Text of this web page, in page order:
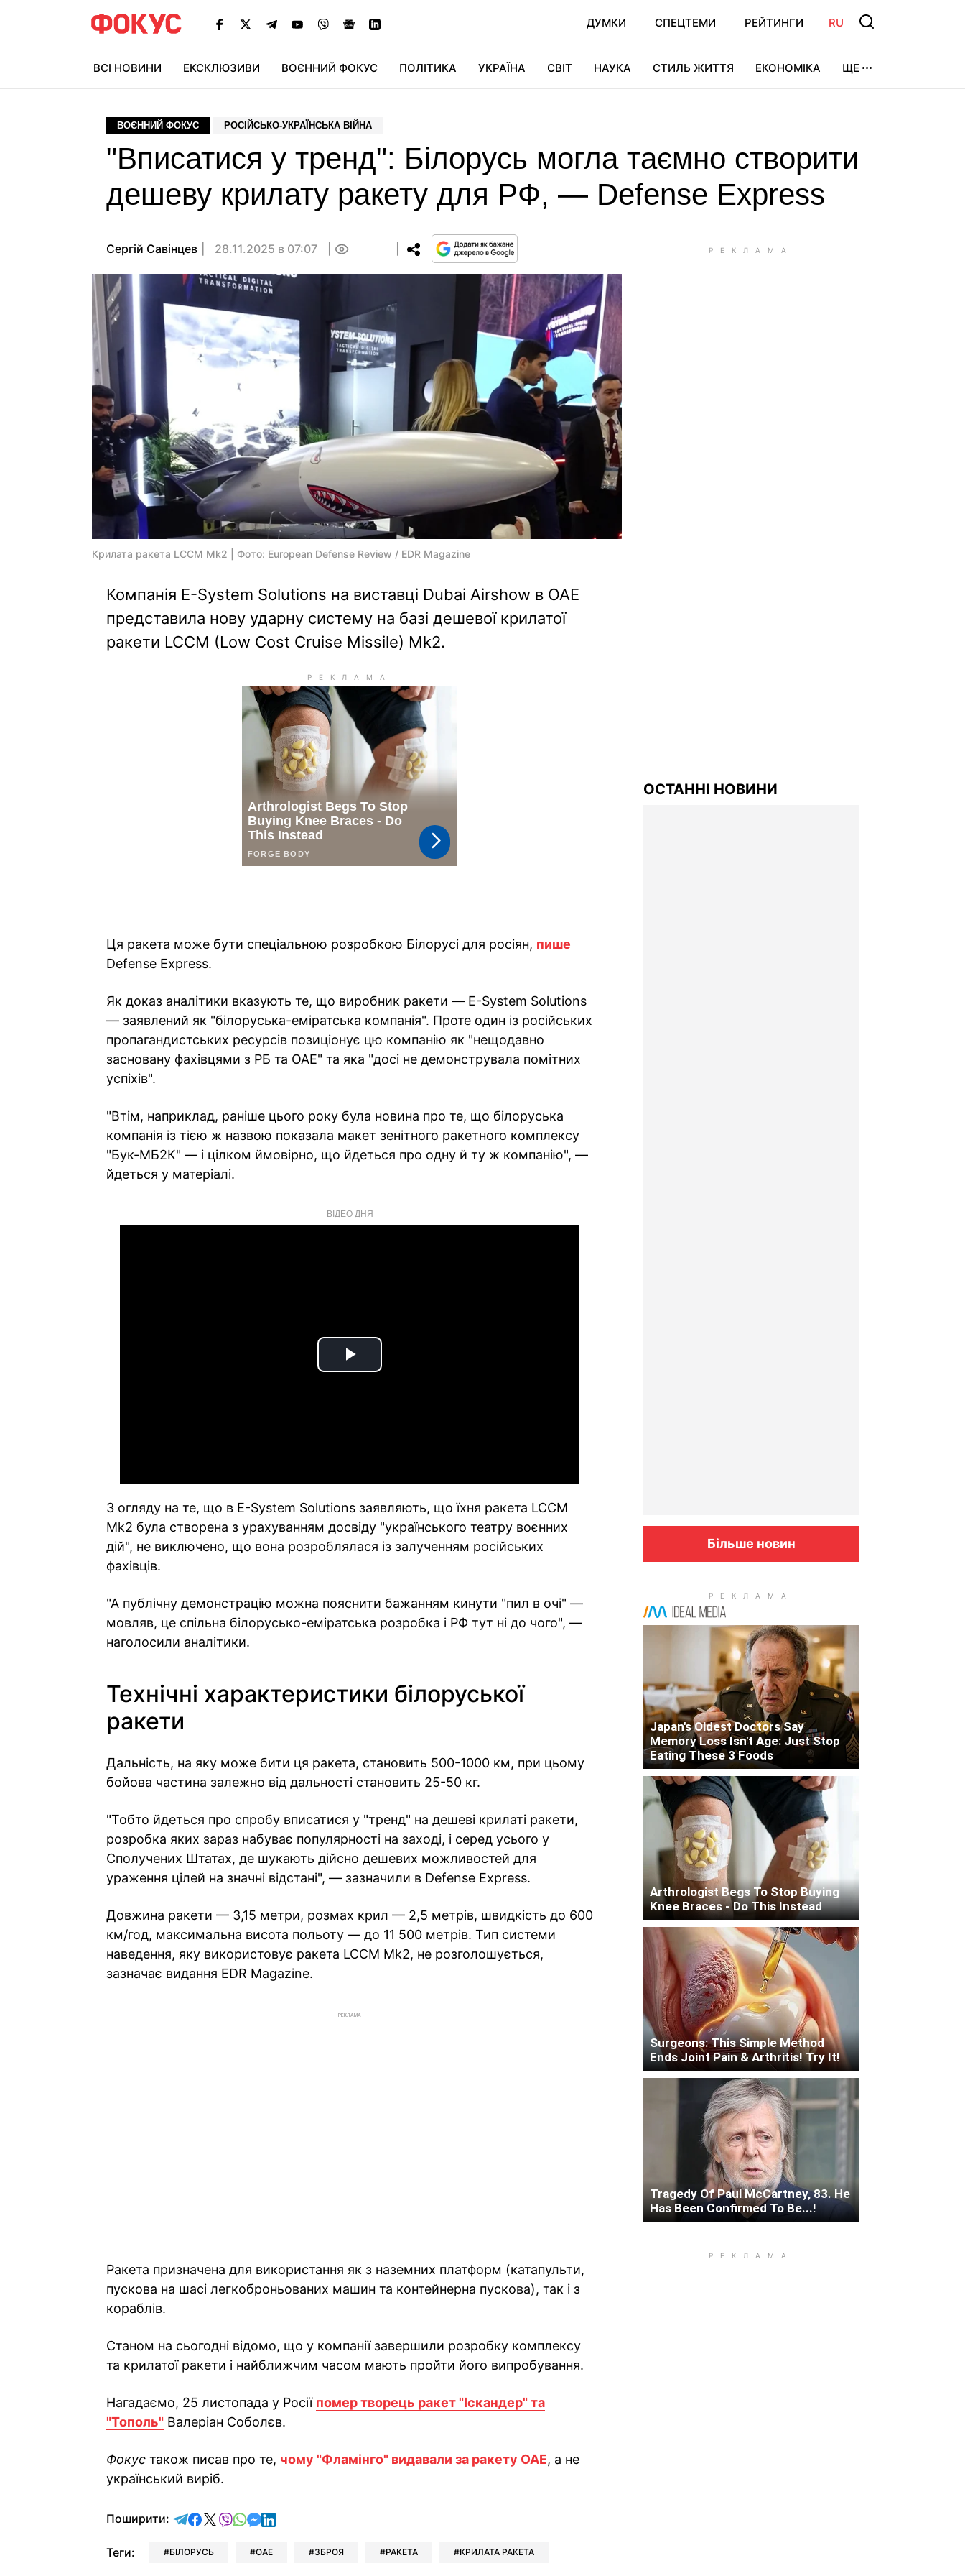
ДУМКИ СПЕЦТЕМИ РЕЙТИНГИ RU
ВСІ НОВИНИ ЕКСКЛЮЗИВИ ВОЄННИЙ ФОКУС ПОЛІТИКА УКРАЇНА СВІТ НАУКА СТИЛЬ ЖИТТЯ ЕКОНОМІКА ЩЕ
ВОЄННИЙ ФОКУС РОСІЙСЬКО-УКРАЇНСЬКА ВІЙНА
"Вписатися у тренд": Білорусь могла таємно створити
дешеву крилату ракету для РФ, — Defense Express
Сергій Савінцев 28.11.2025 в 07:07
Крилата ракета LCCM Mk2 | Фото: European Defense Review / EDR Magazine
Компанія E-System Solutions на виставці Dubai Airshow в ОАЕ
представила нову ударну систему на базі дешевої крилатої
ракети LCCM (Low Cost Cruise Missile) Mk2.
Ця ракета може бути спеціальною розробкою Білорусі для росіян, пише
Defense Express.
Як доказ аналітики вказують те, що виробник ракети — E-System Solutions
— заявлений як "білоруська-еміратська компанія". Проте один із російських
пропагандистських ресурсів позиціонує цю компанію як "нещодавно
засновану фахівцями з РБ та ОАЕ" та яка "досі не демонструвала помітних
успіхів".
"Втім, наприклад, раніше цього року була новина про те, що білоруська
компанія із тією ж назвою показала макет зенітного ракетного комплексу
"Бук-МБ2К" — і цілком ймовірно, що йдеться про одну й ту ж компанію", —
йдеться у матеріалі.
ВІДЕО ДНЯ
Play
З огляду на те, що в E-System Solutions заявляють, що їхня ракета LCCM
Mk2 була створена з урахуванням досвіду "українського театру воєнних
дій", не виключено, що вона розроблялася із залученням російських
фахівців.
"А публічну демонстрацію можна пояснити бажанням кинути "пил в очі" —
мовляв, це спільна білорусько-еміратська розробка і РФ тут ні до чого", —
наголосили аналітики.
Технічні характеристики білоруської
ракети
Дальність, на яку може бити ця ракета, становить 500-1000 км, при цьому
бойова частина залежно від дальності становить 25-50 кг.
"Тобто йдеться про спробу вписатися у "тренд" на дешеві крилаті ракети,
розробка яких зараз набуває популярності на заході, і серед усього у
Сполучених Штатах, де шукають дійсно дешевих можливостей для
ураження цілей на значні відстані", — зазначили в Defense Express.
Довжина ракети — 3,15 метри, розмах крил — 2,5 метрів, швидкість до 600
км/год, максимальна висота польоту — до 11 500 метрів. Тип системи
наведення, яку використовує ракета LCCM Mk2, не розголошується,
зазначає видання EDR Magazine.
РЕКЛАМА
Ракета призначена для використання як з наземних платформ (катапульти,
пускова на шасі легкоброньованих машин та контейнерна пускова), так і з
кораблів.
Станом на сьогодні відомо, що у компанії завершили розробку комплексу
та крилатої ракети і найближчим часом мають пройти його випробування.
Нагадаємо, 25 листопада у Росії помер творець ракет "Іскандер" та
"Тополь" Валеріан Соболєв.
Фокус також писав про те, чому "Фламінго" видавали за ракету ОАЕ, а не
український виріб.
Поширити: відправити у Telegram
поділитись у Facebook
поділитись у X
відправити у Viber
відправити у Whatsapp
відправити у Messenger
відправити у LinkedIn
Теги: БІЛОРУСЬ ОАЕ ЗБРОЯ РАКЕТА КРИЛАТА РАКЕТА
ОСТАННІ НОВИНИ
Більше новин
Japan's Oldest Doctors Say
Memory Loss Isn't Age: Just Stop
Eating These 3 Foods
Arthrologist Begs To Stop Buying
Knee Braces - Do This Instead
Surgeons: This Simple Method
Ends Joint Pain & Arthritis! Try It!
Tragedy Of Paul McCartney, 83. He
Has Been Confirmed To Be...!